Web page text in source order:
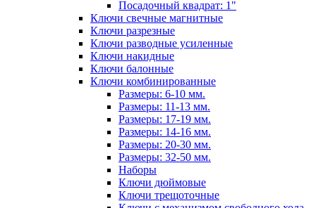
Посадочный квадрат: 1"
Ключи свечные магнитные
Ключи разрезные
Ключи разводные усиленные
Ключи накидные
Ключи балонные
Ключи комбинированные
Размеры: 6-10 мм.
Размеры: 11-13 мм.
Размеры: 17-19 мм.
Размеры: 14-16 мм.
Размеры: 20-30 мм.
Размеры: 32-50 мм.
Наборы
Ключи дюймовые
Ключи трещоточные